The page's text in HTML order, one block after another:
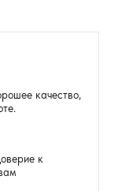
качество,
к